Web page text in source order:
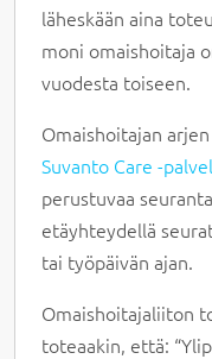
läheskään aina
moni omaishoitaja
vuodesta toiseen.
Omaishoitajan
Suvanto Care -
perustuvaa
etäyhteydellä
tai työpäivän ajan.
Omaishoitajaliiton
toteaakin, että: